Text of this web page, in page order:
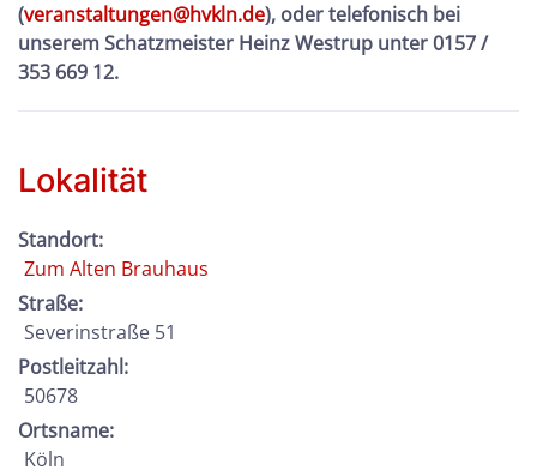
(veranstaltungen@hvkln.de), oder telefonisch bei
unserem Schatzmeister Heinz Westrup unter 0157 /
353 669 12.
Lokalität
Standort:
Zum Alten Brauhaus
Straße:
Severinstraße 51
Postleitzahl:
50678
Ortsname:
Köln